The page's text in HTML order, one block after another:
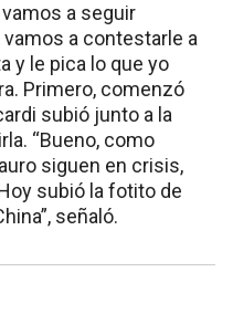
vamos a seguir
vamos a contestarle a
y le pica lo que yo
Primero, comenzó
subió junto a la
“Bueno, como
siguen en crisis,
subió la fotito de
señaló.